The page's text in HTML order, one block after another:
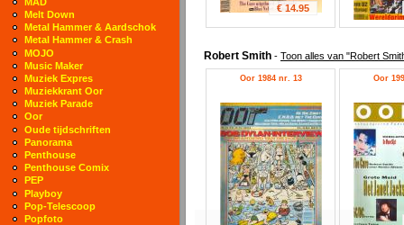
€ 14.95
Robert Smith - Toon alles van "Robert
Oor 1984 nr. 13 Oor
Melt Down
Metal Hammer & Aardschok
Metal Hammer & Crash
MOJO
Music Maker
Muziek Expres
Muziekkrant Oor
Muziek Parade
Oor
Oude tijdschriften
Panorama
Penthouse
Penthouse Comix
PEP
Playboy
Pop-Telescoop
Popfoto